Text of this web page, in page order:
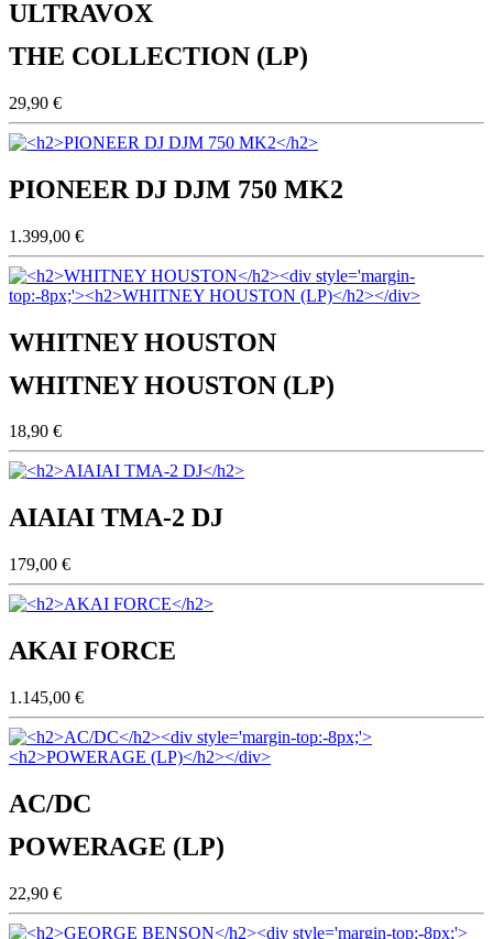
ULTRAVOX
THE COLLECTION (LP)
29,90 €
PIONEER DJ DJM 750 MK2
1.399,00 €
WHITNEY HOUSTON
WHITNEY HOUSTON (LP)
18,90 €
AIAIAI TMA-2 DJ
179,00 €
AKAI FORCE
1.145,00 €
AC/DC
POWERAGE (LP)
22,90 €